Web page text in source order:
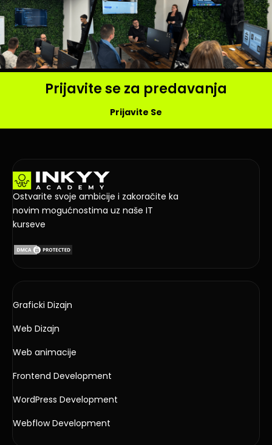
Prijavite se za predavanja
Prijavite Se
Ostvarite svoje ambicije i zakoračite ka
novim mogućnostima uz naše IT
kurseve
Graficki Dizajn
Web Dizajn
Web animacije
Frontend Development
WordPress Development
Webflow Development